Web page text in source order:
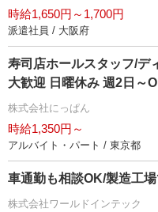
時給1,650円～1,700円
派遣社員 / 大阪府
寿司店ホールスタッフ/デ
大歓迎 日曜休み 週2日～
株式会社にっぱん
時給1,350円～
アルバイト・パート / 東京都
車通勤も相談OK/製造工
株式会社ワールドインテック